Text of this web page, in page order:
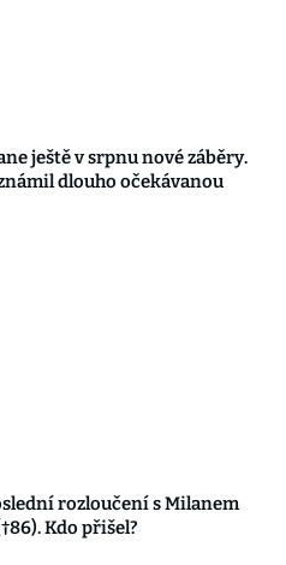
ještě v srpnu nové záběry.
dlouho očekávanou
rozloučení s Milanem
Kdo přišel?